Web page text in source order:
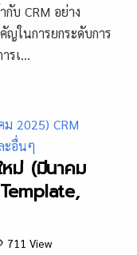
บ CRM อย่าง
ในการยกระดับการ
รเ...
ม่ (มีนาคม
711 View